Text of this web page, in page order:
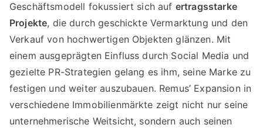
Geschäftsmodell fokussiert sich auf ertragsstarke
Projekte, die durch geschickte Vermarktung und den
Verkauf von hochwertigen Objekten glänzen. Mit
einem ausgeprägten Einfluss durch Social Media und
gezielte PR-Strategien gelang es ihm, seine Marke zu
festigen und weiter auszubauen. Remus’ Expansion in
verschiedene Immobilienmärkte zeigt nicht nur seine
unternehmerische Weitsicht, sondern auch seinen